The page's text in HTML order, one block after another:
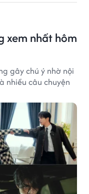
xem nhất hôm
gây chú ý nhờ nội
nhiều câu chuyện